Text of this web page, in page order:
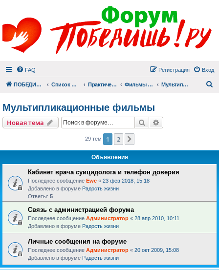
FAQ Вход
Регистрация
ПОБЕДИШЬ.РУ Список форумов Практический раздел Фильмы для души Мультипликационные фильмы
Мультипликационные фильмы
Новая тема Поиск
29 тем 1 2
Объявления
Кабинет врача суицидолога и телефон доверия
Последнее сообщение Ewe « 23 фев 2018, 15:18
Добавлено в форуме Радость жизни
Ответы: 5
Связь с администрацией форума
Последнее сообщение Администратор « 28 апр 2010, 10:11
Добавлено в форуме Радость жизни
Личные сообщения на форуме
Последнее сообщение Администратор « 20 окт 2009, 15:08
Добавлено в форуме Радость жизни